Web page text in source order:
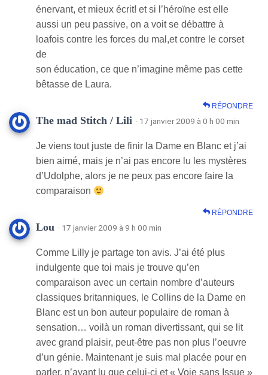
énervant, et mieux écrit! et si l’héroïne est elle
aussi un peu passive, on a voit se débattre à
loafois contre les forces du mal,et contre le corset
de
son éducation, ce que n’imagine même pas cette
bêtasse de Laura.
RÉPONDRE
The mad Stitch / Lili · 17 janvier 2009 à 0 h 00 min
Je viens tout juste de finir la Dame en Blanc et j’ai
bien aimé, mais je n’ai pas encore lu les mystères
d’Udolphe, alors je ne peux pas encore faire la
comparaison
RÉPONDRE
Lou · 17 janvier 2009 à 9 h 00 min
Comme Lilly je partage ton avis. J’ai été plus
indulgente que toi mais je trouve qu’en
comparaison avec un certain nombre d’auteurs
classiques britanniques, le Collins de la Dame en
Blanc est un bon auteur populaire de roman à
sensation… voilà un roman divertissant, qui se lit
avec grand plaisir, peut-être pas non plus l’oeuvre
d’un génie. Maintenant je suis mal placée pour en
parler, n’ayant lu que celui-ci et « Voie sans Issue »